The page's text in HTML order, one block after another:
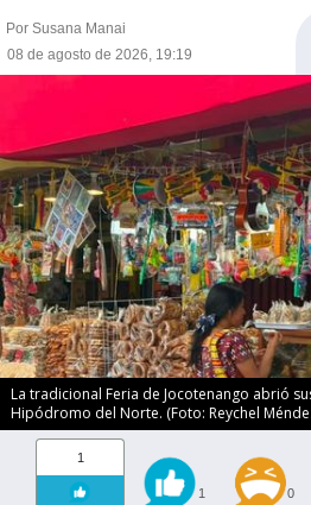
Por Susana Manai
08 de agosto de 2026, 19:19
La tradicional Feria de Jocotenango abrió
Hipódromo del Norte. (Foto: Reychel
1
1 0